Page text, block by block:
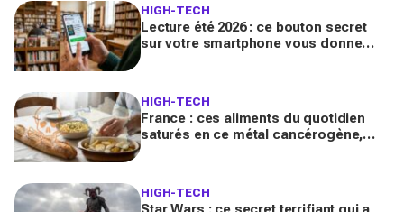
HIGH-TECH
Lecture été 2026 : ce bouton secret
sur votre smartphone vous donne
HIGH-TECH
France : ces aliments du quotidien
saturés en ce métal cancérogène,
HIGH-TECH